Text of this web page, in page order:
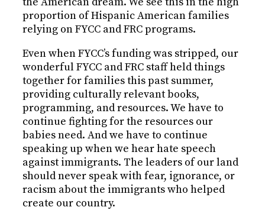
proportion of Hispanic American families
relying on FYCC and FRC programs.
Even when FYCC’s funding was stripped, our
wonderful FYCC and FRC staff held things
together for families this past summer,
providing culturally relevant books,
programming, and resources. We have to
continue fighting for the resources our
babies need. And we have to continue
speaking up when we hear hate speech
against immigrants. The leaders of our land
should never speak with fear, ignorance, or
racism about the immigrants who helped
create our country.